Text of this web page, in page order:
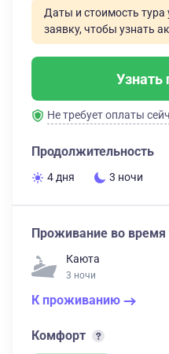
Даты и стоимость тура
заявку, чтобы узнать
Узнать
Не требует оплаты
Продолжительность
4 дня 3 ночи
Проживание во время
Каюта
3 ночи
К проживанию
Комфорт